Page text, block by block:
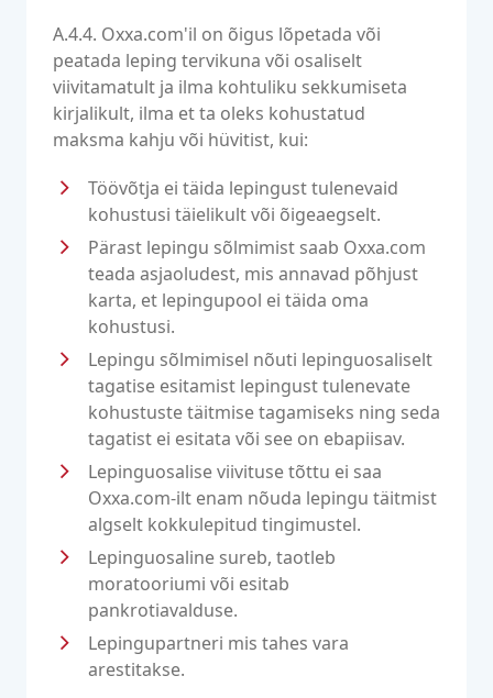
A.4.4. Oxxa.com'il on õigus lõpetada või
peatada leping tervikuna või osaliselt
viivitamatult ja ilma kohtuliku sekkumiseta
kirjalikult, ilma et ta oleks kohustatud
maksma kahju või hüvitist, kui:
Töövõtja ei täida lepingust tulenevaid
kohustusi täielikult või õigeaegselt.
Pärast lepingu sõlmimist saab Oxxa.com
teada asjaoludest, mis annavad põhjust
karta, et lepingupool ei täida oma
kohustusi.
Lepingu sõlmimisel nõuti lepinguosaliselt
tagatise esitamist lepingust tulenevate
kohustuste täitmise tagamiseks ning seda
tagatist ei esitata või see on ebapiisav.
Lepinguosalise viivituse tõttu ei saa
Oxxa.com-ilt enam nõuda lepingu täitmist
algselt kokkulepitud tingimustel.
Lepinguosaline sureb, taotleb
moratooriumi või esitab
pankrotiavalduse.
Lepingupartneri mis tahes vara
arestitakse.